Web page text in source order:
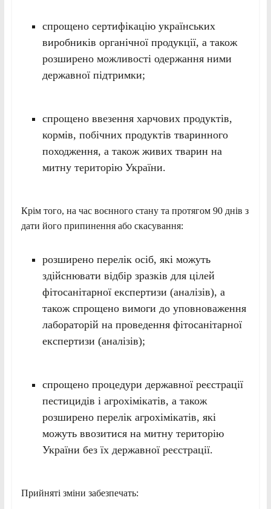
спрощено сертифікацію українських
виробників органічної продукції, а також
розширено можливості одержання ними
державної підтримки;
спрощено ввезення харчових продуктів,
кормів, побічних продуктів тваринного
походження, а також живих тварин на
митну територію України.
Крім того, на час воєнного стану та протягом 90 днів з
дати його припинення або скасування:
розширено перелік осіб, які можуть
здійснювати відбір зразків для цілей
фітосанітарної експертизи (аналізів), а
також спрощено вимоги до уповноваження
лабораторій на проведення фітосанітарної
експертизи (аналізів);
спрощено процедури державної реєстрації
пестицидів і агрохімікатів, а також
розширено перелік агрохімікатів, які
можуть ввозитися на митну територію
України без їх державної реєстрації.
Прийняті зміни забезпечать: